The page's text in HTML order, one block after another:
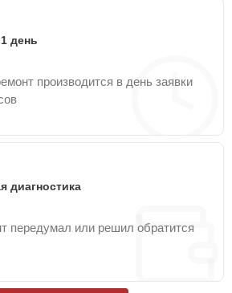
день
производится в день заявки
диагностика
передумал или решил обратится